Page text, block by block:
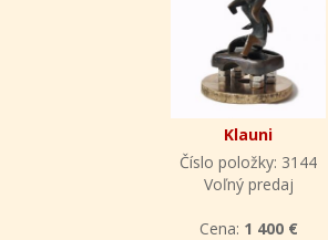
Klauni
Číslo položky: 3144
Voľný predaj
Cena: 1 400 €